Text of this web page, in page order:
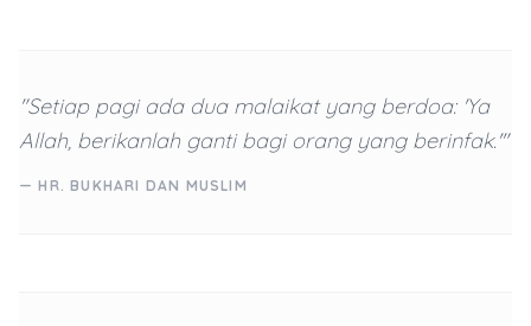
"Setiap pagi ada dua malaikat yang berdoa: 'Ya
Allah, berikanlah ganti bagi orang yang berinfak.'"
— HR. BUKHARI DAN MUSLIM